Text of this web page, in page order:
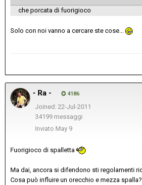
che porcata di fuorigioco
Solo con noi vanno a cercare ste cose...
- Ra - 4186
Joined: 22-Jul-2011
34199 messaggi
Inviato May 9
Fuorigioco di spalletta
Ma dai, ancora si difendono sti regolamenti
Cosa può influire un orecchio e mezza spalla?